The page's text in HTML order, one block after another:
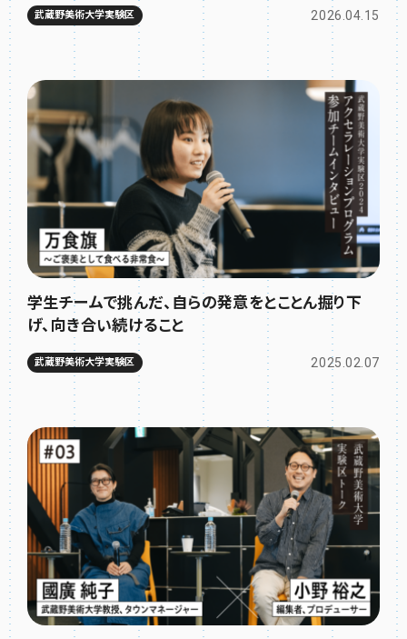
武蔵野美術大学実験区 2026.04.15
学生チームで挑んだ、自らの発意をとことん掘り下
げ、向き合い続けること
武蔵野美術大学実験区 2025.02.07